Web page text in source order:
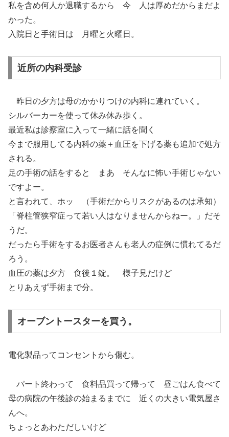
私を含め何人か退職するから 今 人は厚めだからまだよ
かった。
入院日と手術日は 月曜と火曜日。
近所の内科受診
昨日の夕方は母のかかりつけの内科に連れていく。
シルバーカーを使って休み休み歩く。
最近私は診察室に入って一緒に話を聞く
今まで服用してる内科の薬＋血圧を下げる薬も追加で処方
される。
足の手術の話をすると まあ そんなに怖い手術じゃない
ですよー。
と言われて、ホッ （手術だからリスクがあるのは承知）
「脊柱管狭窄症って若い人はなりませんからねー。」だそ
うだ。
だったら手術をするお医者さんも老人の症例に慣れてるだ
ろう。
血圧の薬は夕方 食後１錠。 様子見だけど
とりあえず手術まで分。
オーブントースターを買う。
電化製品ってコンセントから傷む。
パート終わって 食料品買って帰って 昼ごはん食べて
母の病院の午後診の始まるまでに 近くの大きい電気屋さ
んへ。
ちょっとあわただしいけど